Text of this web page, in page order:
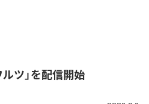
ツ」を配信開始